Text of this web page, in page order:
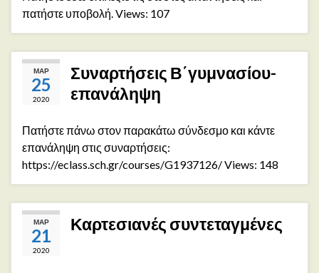
πατήστε υποβολή. Views: 107
ΜΑΡ
25
2020
Συναρτήσεις Β΄γυμνασίου-
επανάληψη
Πατήστε πάνω στον παρακάτω σύνδεσμο και κάντε
επανάληψη στις συναρτήσεις:
https://eclass.sch.gr/courses/G1937126/ Views: 148
ΜΑΡ
21
2020
Καρτεσιανές συντεταγμένες